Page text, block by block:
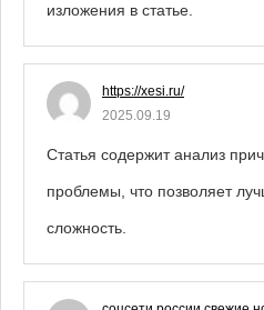
изложения в статье.
https://xesi.ru/
2025.09.19
Статья содержит анализ
проблемы, что позволяет
сложность.